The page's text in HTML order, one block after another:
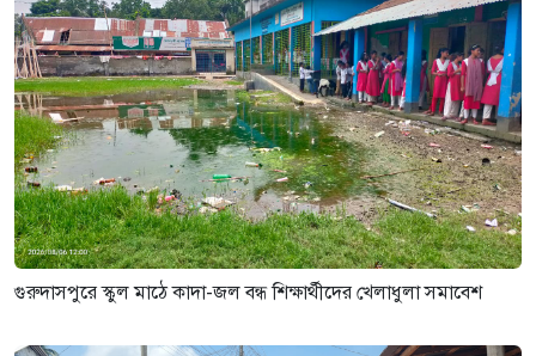
৩ সপ্তাহ আগে
গুরুদাসপুরে স্কুল মাঠে কাদা-জল বন্ধ শিক্ষার্থীদের খেলাধুলা সমাবেশ